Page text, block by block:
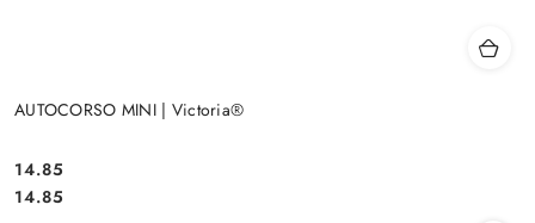
AUTOCORSO MINI | Victoria®
Cena:
14.85
Cena:
14.85